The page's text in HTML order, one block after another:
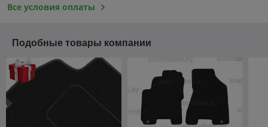
Все условия оплаты
Подобные товары компании